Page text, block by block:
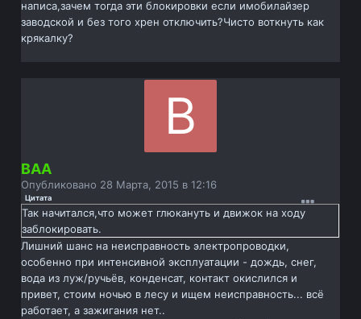
написа,зачем тогда эти блокировки если имобилайзер
заводской и без того хрен отключить?Чисто воткнуть как
крякалку?
ВАА
Опубликовано 28 Марта, 2015 в 12:16
Цитата
Так начитался,что может глюкануть и движок на ходу
заблокировать.
Лишний шанс на неисправность электропроводки,
особенно при интенсивной эксплуатации - дождь, снег,
вода из луж/ручьёв, конденсат, контакт окислился и
привет, стоим ночью в лесу и ищем неисправность... всё
работает, а зажигания нет..